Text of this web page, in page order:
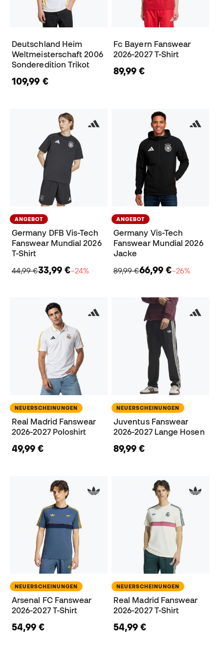
Deutschland Heim
Weltmeisterschaft 2006
Sonderedition Trikot
109,99 €
Fc Bayern Fanswear
2026-2027 T-Shirt
89,99 €
ANGEBOT
Germany DFB Vis-Tech
Fanswear Mundial 2026
T-Shirt
44,99 €33,99 €−24%
ANGEBOT
Germany Vis-Tech
Fanswear Mundial 2026
Jacke
89,99 €66,99 €−26%
NEUERSCHEINUNGEN
Real Madrid Fanswear
2026-2027 Poloshirt
49,99 €
NEUERSCHEINUNGEN
Juventus Fanswear
2026-2027 Lange Hosen
89,99 €
NEUERSCHEINUNGEN
Arsenal FC Fanswear
2026-2027 T-Shirt
54,99 €
NEUERSCHEINUNGEN
Real Madrid Fanswear
2026-2027 T-Shirt
54,99 €